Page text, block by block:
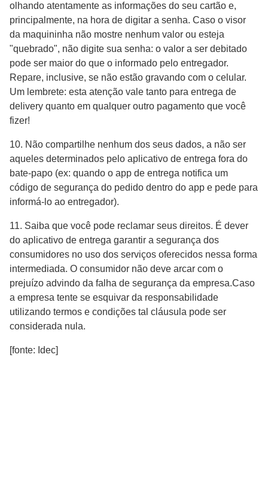
olhando atentamente as informações do seu cartão e,
principalmente, na hora de digitar a senha. Caso o visor
da maquininha não mostre nenhum valor ou esteja
"quebrado", não digite sua senha: o valor a ser debitado
pode ser maior do que o informado pelo entregador.
Repare, inclusive, se não estão gravando com o celular.
Um lembrete: esta atenção vale tanto para entrega de
delivery quanto em qualquer outro pagamento que você
fizer!
10. Não compartilhe nenhum dos seus dados, a não ser
aqueles determinados pelo aplicativo de entrega fora do
bate-papo (ex: quando o app de entrega notifica um
código de segurança do pedido dentro do app e pede para
informá-lo ao entregador).
11. Saiba que você pode reclamar seus direitos. É dever
do aplicativo de entrega garantir a segurança dos
consumidores no uso dos serviços oferecidos nessa forma
intermediada. O consumidor não deve arcar com o
prejuízo advindo da falha de segurança da empresa.Caso
a empresa tente se esquivar da responsabilidade
utilizando termos e condições tal cláusula pode ser
considerada nula.
[fonte: Idec]